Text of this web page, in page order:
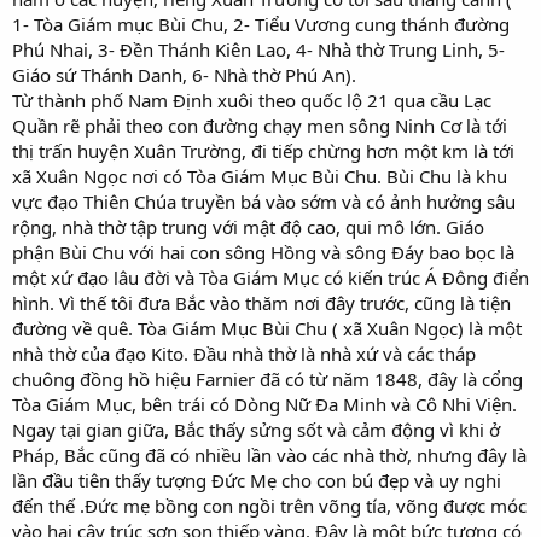
1- Tòa Giám mục Bùi Chu, 2- Tiểu Vương cung thánh đường
Phú Nhai, 3- Đền Thánh Kiên Lao, 4- Nhà thờ Trung Linh, 5-
Giáo sứ Thánh Danh, 6- Nhà thờ Phú An).
Từ thành phố Nam Định xuôi theo quốc lộ 21 qua cầu Lạc
Quần rẽ phải theo con đường chạy men sông Ninh Cơ là tới
thị trấn huyện Xuân Trường, đi tiếp chừng hơn một km là tới
xã Xuân Ngọc nơi có Tòa Giám Mục Bùi Chu. Bùi Chu là khu
vực đạo Thiên Chúa truyền bá vào sớm và có ảnh hưởng sâu
rộng, nhà thờ tập trung với mật độ cao, qui mô lớn. Giáo
phận Bùi Chu với hai con sông Hồng và sông Đáy bao bọc là
một xứ đạo lâu đời và Tòa Giám Mục có kiến trúc Á Đông điển
hình. Vì thế tôi đưa Bắc vào thăm nơi đây trước, cũng là tiện
đường về quê. Tòa Giám Mục Bùi Chu ( xã Xuân Ngọc) là một
nhà thờ của đạo Kito. Đầu nhà thờ là nhà xứ và các tháp
chuông đồng hồ hiệu Farnier đã có từ năm 1848, đây là cổng
Tòa Giám Mục, bên trái có Dòng Nữ Đa Minh và Cô Nhi Viện.
Ngay tại gian giữa, Bắc thấy sửng sốt và cảm động vì khi ở
Pháp, Bắc cũng đã có nhiều lần vào các nhà thờ, nhưng đây là
lần đầu tiên thấy tượng Đức Mẹ cho con bú đẹp và uy nghi
đến thế .Đức mẹ bồng con ngồi trên võng tía, võng được móc
vào hai cây trúc sơn son thiếp vàng. Đây là một bức tượng có